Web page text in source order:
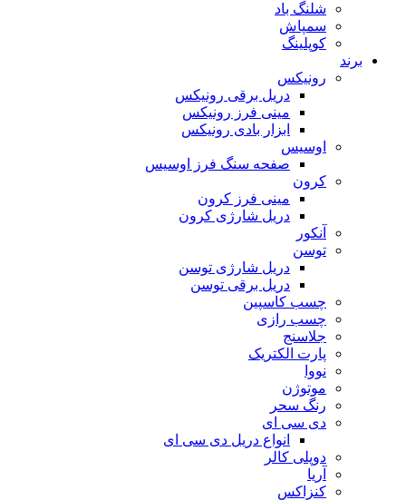
شلنگ باد
سمپاش
کوپلینگ
برند
رونیکس
دریل برقی رونیکس
مینی فرز رونیکس
ابزار بادی رونیکس
اوسیس
صفحه سنگ فرز اوسیس
کرون
مینی فرز کرون
دریل شارژی کرون
آنکور
توسن
دریل شارژی توسن
دریل برقی توسن
چسب کاسپین
چسب رازی
جلاسنج
پارت الکتریک
نووا
موتوژن
رنگ سحر
دی سی ای
انواع دریل دی سی ای
دوپلی کالر
آریا
کنزاکس